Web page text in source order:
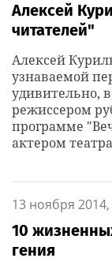
Алексей
читателей"
Алексей
узнаваемой
удивительно,
режиссером
программе
актером
13 ноября
10
гения